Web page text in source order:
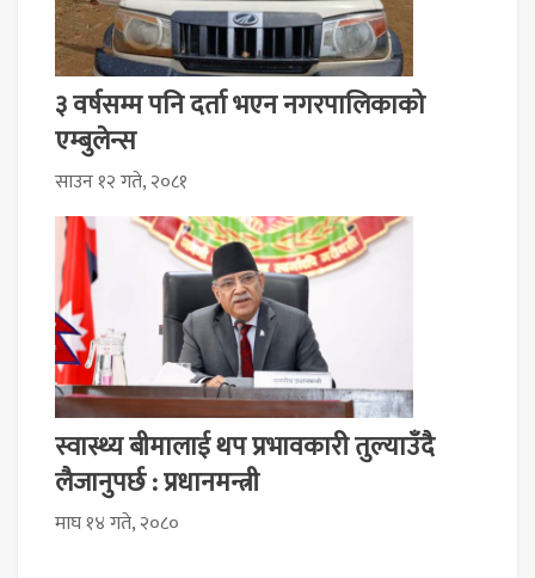
३ वर्षसम्म पनि दर्ता भएन नगरपालिकाको
एम्बुलेन्स
साउन १२ गते, २०८१
स्वास्थ्य बीमालाई थप प्रभावकारी तुल्याउँदै
लैजानुपर्छ : प्रधानमन्त्री
माघ १४ गते, २०८०